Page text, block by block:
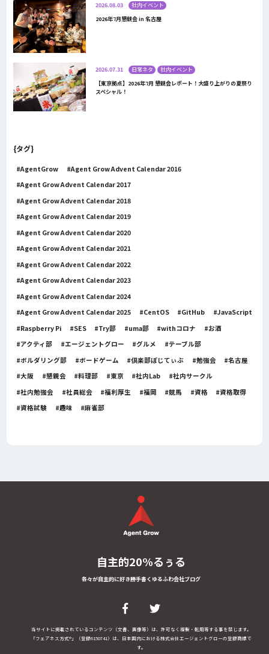
2026.08.03
社内イベント
2026年7月懇親会 in 名古屋
2026.07.31 日常ネタ
社内イベント
【東京拠点】2026年7月 懇親会レポート！大盛り上がりの夏祭り
スペシャル！
{タグ}
AgentGrow
Agent Grow Advent Calendar 2016
Agent Grow Advent Calendar 2017
Agent Grow Advent Calendar 2018
Agent Grow Advent Calendar 2019
Agent Grow Advent Calendar 2020
Agent Grow Advent Calendar 2021
Agent Grow Advent Calendar 2022
Agent Grow Advent Calendar 2023
Agent Grow Advent Calendar 2024
Agent Grow Advent Calendar 2025
CentOS GitHub
JavaScript
Raspberry Pi
SES Try部 uma部 withコロナ
お酒
アクティ部
エージェントグロー グルメ
テーブル部
ボルダリング部
ボードゲーム 倶楽部ぽじてぃぶ 勉強会
名古屋
大阪
懇親会 料理部 東京 社内Lab
社内サークル
社内勉強会
社員総会 福利厚生 福岡 競馬 資格
資格取得
資格試験
趣味 麻雀部
自主的20%るぅる
各々が自主的に好き勝手書くゆるふわ会社ブログ
当サイトに掲載されているコンテンツ（文書、画像等）は、許可なく複製・転用等する事を禁じます。
「フェアネス方式®」（登録6150741）は、日本国内における株式会社エージェントグローの登録商標で
す。